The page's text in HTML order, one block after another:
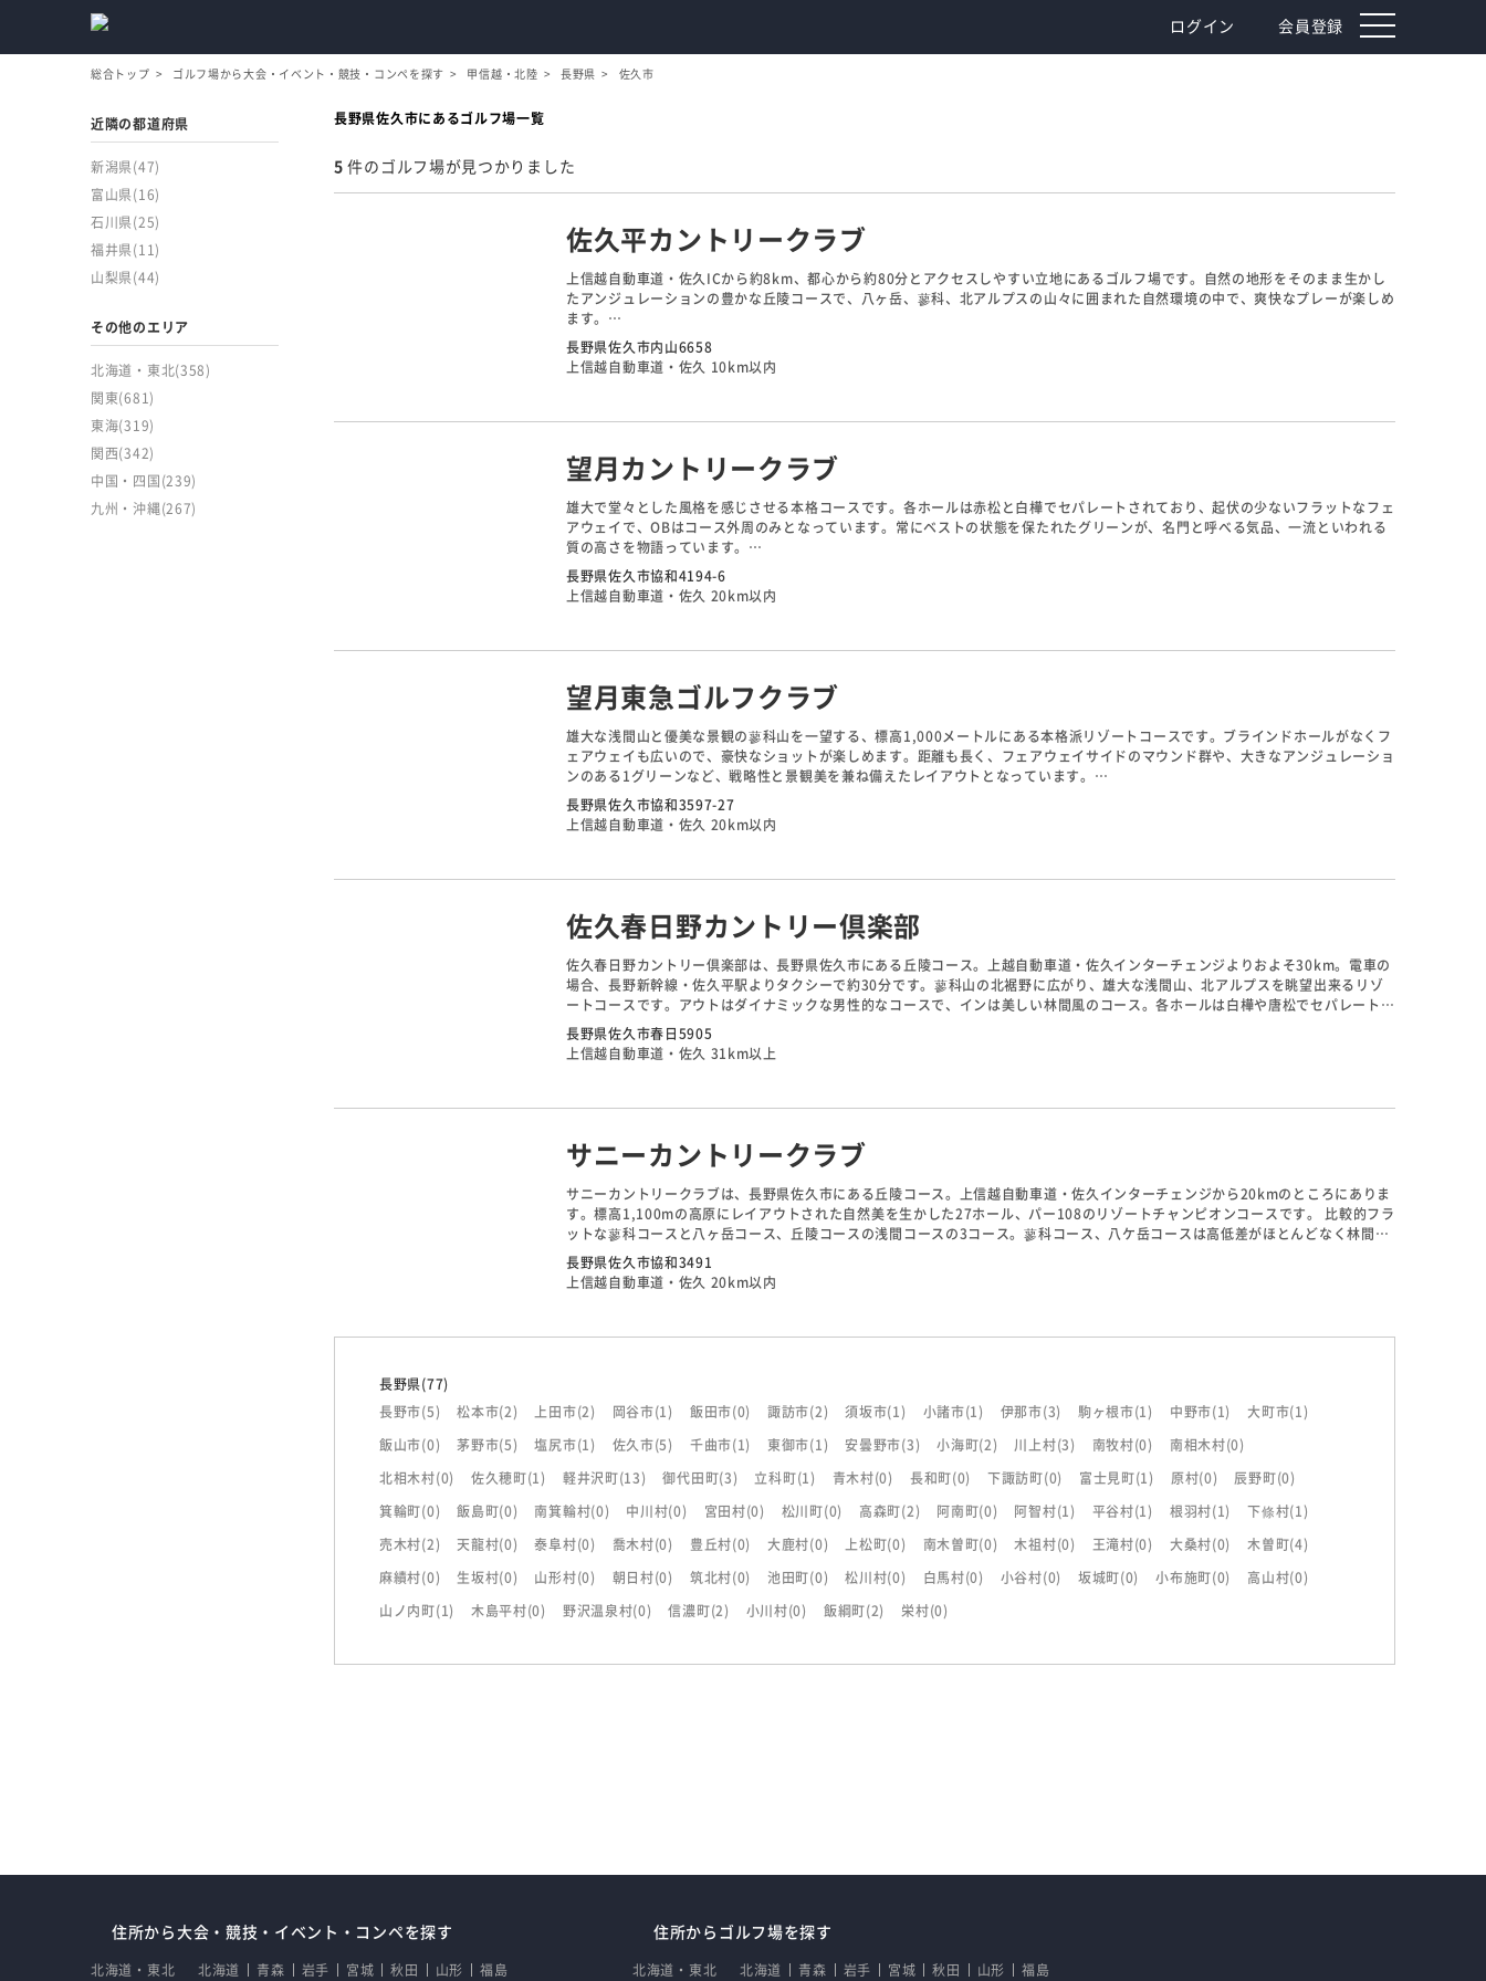
ログイン 会員登録
toggle
総合トップ ゴルフ場から大会・イベント・競技・コンペを探す 甲信越・北陸 長野県 佐久市
近隣の都道府県
新潟県 (47)
富山県 (16)
石川県 (25)
福井県 (11)
山梨県 (44)
その他のエリア
北海道・東北(358)
関東(681)
東海(319)
関西(342)
中国・四国 (239)
九州・沖縄 (267)
長野県佐久市にあるゴルフ場一覧
5 件のゴルフ場が見つかりました
佐久平カントリークラブ
上信越自動車道・佐久ICから約8km、都心から約80分とアクセスしやすい立地にあるゴルフ場です。自然の地形をそのまま生かし
たアンジュレーションの豊かな丘陵コースで、八ヶ岳、蓼科、北アルプスの山々に囲まれた自然環境の中で、爽快なプレーが楽しめ
ます。
アウトは豪快な打ち下ろしやドッグレッグが多く、浅いOBラインの為、ショットの正確性が必要となります。インは起伏と変化に
富んでいるので、より慎重なプレーを求められるコースです。
長野県佐久市内山6658
上信越自動車道・佐久 10km以内
望月カントリークラブ
雄大で堂々とした風格を感じさせる本格コースです。各ホールは赤松と白樺でセパレートされており、起伏の少ないフラットなフェ
アウェイで、OBはコース外周のみとなっています。常にベストの状態を保たれたグリーンが、名門と呼べる気品、一流といわれる
質の高さを物語っています。
2番は左サイドはOB、右はマウンドの法面で、ティーショットの落とし所がフェアウェイセンターのみとなっています。5番は大き
な池には水車小屋もあり美しいですが、技術が必要とされプレッシャーのかかるホールです。
長野県佐久市協和4194-6
上信越自動車道・佐久 20km以内
望月東急ゴルフクラブ
雄大な浅間山と優美な景観の蓼科山を一望する、標高1,000メートルにある本格派リゾートコースです。ブラインドホールがなくフ
ェアウェイも広いので、豪快なショットが楽しめます。距離も長く、フェアウェイサイドのマウンド群や、大きなアンジュレーショ
ンのある1グリーンなど、戦略性と景観美を兼ね備えたレイアウトとなっています。
6番は名物池越えのショートホール。風を読み、距離感をつかむことがポイントとなります。
長野県佐久市協和3597-27
上信越自動車道・佐久 20km以内
佐久春日野カントリー倶楽部
佐久春日野カントリー倶楽部は、長野県佐久市にある丘陵コース。上越自動車道・佐久インターチェンジよりおよそ30km。電車の
場合、長野新幹線・佐久平駅よりタクシーで約30分です。蓼科山の北裾野に広がり、雄大な浅間山、北アルプスを眺望出来るリゾ
ートコースです。アウトはダイナミックな男性的なコースで、インは美しい林間風のコース。各ホールは白樺や唐松でセパレートさ
れ、フラットで広いホール、傾斜の緩いミドルホール、谷越えのショートホール、浅間山に向かって打っていくロングホールなど多
種多様な顔を持っています。
長野県佐久市春日5905
上信越自動車道・佐久 31km以上
サニーカントリークラブ
サニーカントリークラブは、長野県佐久市にある丘陵コース。上信越自動車道・佐久インターチェンジから20kmのところにありま
す。標高1,100mの高原にレイアウトされた自然美を生かした27ホール、パー108のリゾートチャンピオンコースです。 比較的フラ
ットな蓼科コースと八ヶ岳コース、丘陵コースの浅間コースの3コース。蓼科コース、八ケ岳コースは高低差がほとんどなく林間コ
ース風で、各ホールは白樺の林でセパレートされています。浅間コースは深い唐松の林でセパレートされており、アンジュレーショ
ンもあり、フェアウェイも狭く難易度は高くなっています。
長野県佐久市協和3491
上信越自動車道・佐久 20km以内
長野県(77)
長野市(5) 松本市(2) 上田市(2) 岡谷市(1) 飯田市(0) 諏訪市(2) 須坂市(1) 小諸市(1) 伊那市(3) 駒ヶ根市(1) 中野市(1) 大町市(1)
飯山市(0) 茅野市(5) 塩尻市(1) 佐久市(5) 千曲市(1) 東御市(1) 安曇野市(3) 小海町(2) 川上村(3) 南牧村(0) 南相木村(0)
北相木村(0) 佐久穂町(1) 軽井沢町(13) 御代田町(3) 立科町(1) 青木村(0) 長和町(0) 下諏訪町(0) 富士見町(1) 原村(0) 辰野町(0)
箕輪町(0) 飯島町(0) 南箕輪村(0) 中川村(0) 宮田村(0) 松川町(0) 高森町(2) 阿南町(0) 阿智村(1) 平谷村(1) 根羽村(1) 下條村(1)
売木村(2) 天龍村(0) 泰阜村(0) 喬木村(0) 豊丘村(0) 大鹿村(0) 上松町(0) 南木曽町(0) 木祖村(0) 王滝村(0) 大桑村(0) 木曽町(4)
麻績村(0) 生坂村(0) 山形村(0) 朝日村(0) 筑北村(0) 池田町(0) 松川村(0) 白馬村(0) 小谷村(0) 坂城町(0) 小布施町(0) 高山村(0)
山ノ内町(1) 木島平村(0) 野沢温泉村(0) 信濃町(2) 小川村(0) 飯綱町(2) 栄村(0)
住所から大会・競技・イベント・コンペを探す
北海道・東北 北海道 青森 岩手 宮城 秋田 山形 福島
住所からゴルフ場を探す
北海道・東北 北海道 青森 岩手 宮城 秋田 山形 福島